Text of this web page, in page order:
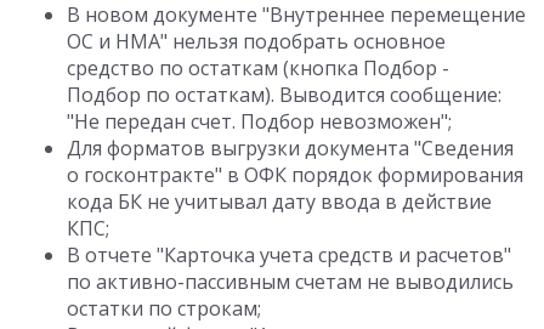
В новом документе "Внутреннее перемещение
ОС и НМА" нельзя подобрать основное
средство по остаткам (кнопка Подбор -
Подбор по остаткам). Выводится сообщение:
"Не передан счет. Подбор невозможен";
Для форматов выгрузки документа "Сведения
о госконтракте" в ОФК порядок формирования
кода БК не учитывал дату ввода в действие
КПС;
В отчете "Карточка учета средств и расчетов"
по активно-пассивным счетам не выводились
остатки по строкам;